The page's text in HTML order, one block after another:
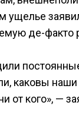
ущелье
де-факто
каковы
от кого», —